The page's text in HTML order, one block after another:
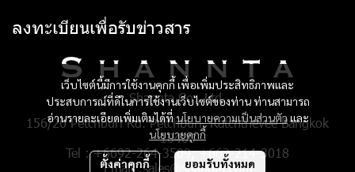
เว็บไซต์นี้มีการใช้งานคุกกี้ เพื่อเพิ่มประสิทธิภาพและ
ประสบการณ์ที่ดีในการใช้งานเว็บไซต์ของท่าน ท่านสามารถ
อ่านรายละเอียดเพิ่มเติมได้ที่นโยบายความเป็นส่วนตัวและ
นโยบายคุกกี้
ตั้งค่าคุกกี้ ยอมรับทั้งหมด
ลงทะเบียนเพื่อรับข่าวสาร
Shannta Co., Ltd.
156/20 Petchburi Rd. Petchburi, Ratchthevee Bangkok
10400
Tel : +6692-264-3509, +662-214-3018
Email :sales@shannta.com